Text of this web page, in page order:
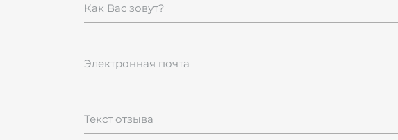
Как Вас зовут?
Электронная почта
Текст отзыва